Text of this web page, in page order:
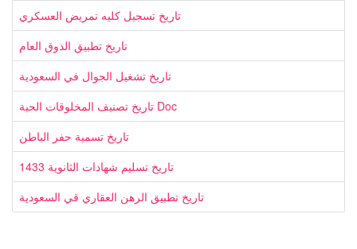
تاريخ تسجيل كليه تمريض العسكري
تاريخ تطبيق الذوق العام
تاريخ تشغيل الجوال في السعودية
تاريخ تصنيف المخلوقات الحية Doc
تاريخ تسمية حفر الباطن
تاريخ تسليم شهادات الثانوية 1433
تاريخ تطبيق الرهن العقاري قي السعودية